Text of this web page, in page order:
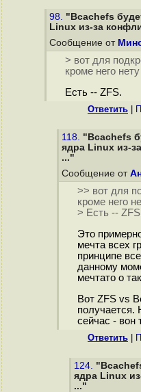
98. "Bcachefs
Linux из-за
Сообщение от
> вот для
кроме него нету
Есть -- ZFS.
Ответить
118. "Bcachefs
ядра Linux из-
..."
Сообщение от
>> вот для
кроме него
> Есть --
Это
мечта всех
принципе
данному
мечтато о
Вот ZFS vs
получается.
сейчас - вон
Ответить
124.
ядра Linux
..."